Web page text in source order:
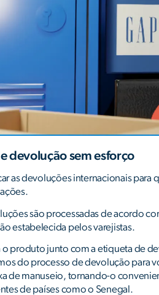
devolução sem esforço
as devoluções internacionais para
são processadas de acordo
estabelecida pelos varejistas.
o produto junto com a etiqueta de
do processo de devolução para
de manuseio, tornando-o
de países como o Senegal.